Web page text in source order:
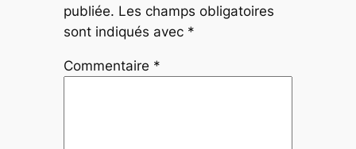
publiée. Les champs obligatoires
sont indiqués avec *
Commentaire *